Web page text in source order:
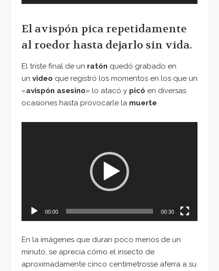
El avispón pica repetidamente
al roedor hasta dejarlo sin vida.
El triste final de un ratón quedó grabado en
un video que registró los momentos en los que un
«avispón asesino» lo atacó y picó en diversas
ocasiones hasta provocarle la muerte.
00:00 00:30
En la imágenes que duran poco menos de un
minuto, se aprecia cómo el insecto de
aproximadamente cinco centímetrosse aferra a su